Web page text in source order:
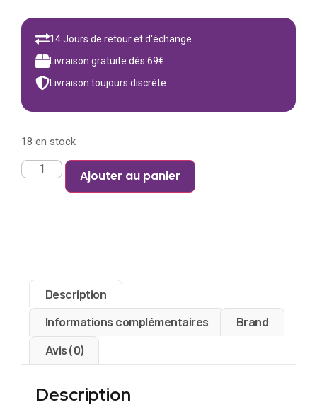
14 Jours de retour et d'échange
Livraison gratuite dès 69€
Livraison toujours discrète
18 en stock
Ajouter au panier
Description
Informations complémentaires
Brand
Avis (0)
Description